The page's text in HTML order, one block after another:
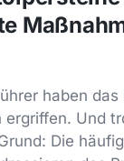
haben das
ergriffen. Und
Die